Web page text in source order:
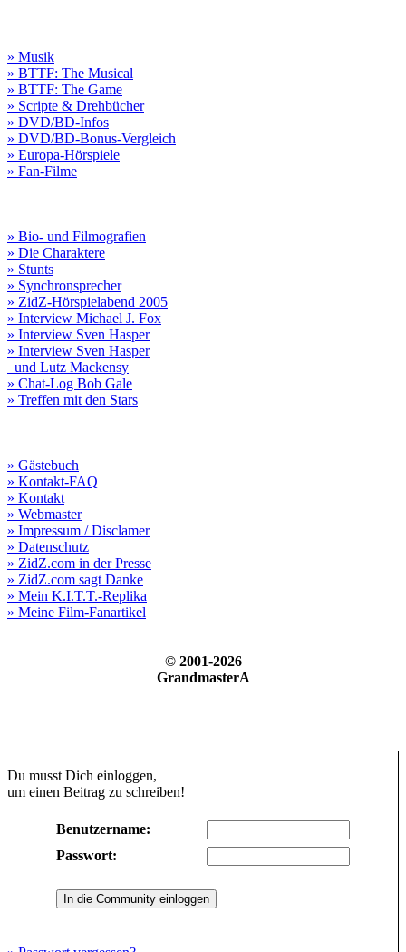
» Musik
» BTTF: The Musical
» BTTF: The Game
» Scripte & Drehbücher
» DVD/BD-Infos
» DVD/BD-Bonus-Vergleich
» Europa-Hörspiele
» Fan-Filme
» Bio- und Filmografien
» Die Charaktere
» Stunts
» Synchronsprecher
» ZidZ-Hörspielabend 2005
» Interview Michael J. Fox
» Interview Sven Hasper
» Interview Sven Hasper
und Lutz Mackensy
» Chat-Log Bob Gale
» Treffen mit den Stars
» Gästebuch
» Kontakt-FAQ
» Kontakt
» Webmaster
» Impressum / Disclamer
» Datenschutz
» ZidZ.com in der Presse
» ZidZ.com sagt Danke
» Mein K.I.T.T.-Replika
» Meine Film-Fanartikel
© 2001-2026
GrandmasterA
Du musst Dich einloggen,
um einen Beitrag zu schreiben!
Benutzername:
Passwort: